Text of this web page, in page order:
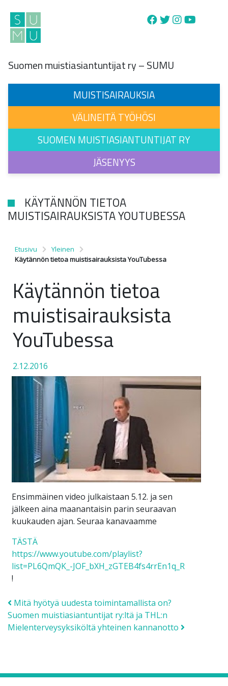
Main Navigation
Suomen muistiasiantuntijat ry – SUMU
MUISTISAIRAUKSIA
VÄLINEITÄ TYÖHÖSI
SUOMEN MUISTIASIANTUNTIJAT RY
JÄSENYYS
KÄYTÄNNÖN TIETOA
MUISTISAIRAUKSISTA YOUTUBESSA
Etusivu
Yleinen
Käytännön tietoa muistisairauksista YouTubessa
Käytännön tietoa
muistisairauksista
YouTubessa
2.12.2016
Ensimmäinen video julkaistaan 5.12. ja sen
jälkeen aina maanantaisin parin seuraavan
kuukauden ajan. Seuraa kanavaamme
TÄSTÄ
https://www.youtube.com/playlist?
list=PL6QmQK_-JOF_bXH_zGTEB4fs4rrEn1q_R
!
Post navigation
Mitä hyötyä uudesta toimintamallista on?
Suomen muistiasiantuntijat ry:ltä ja THL:n
Mielenterveysyksiköltä yhteinen kannanotto